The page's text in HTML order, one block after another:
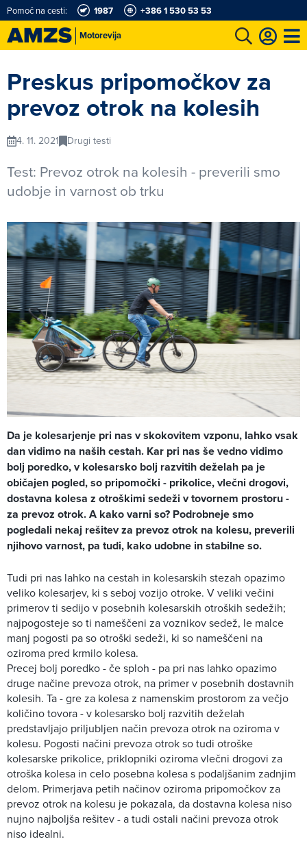
Motorevija
Pomoč na cesti: 1987 +386 1 530 53 53
Preskus pripomočkov za
prevoz otrok na kolesih
4. 11. 2021 Drugi testi
Test: Prevoz otrok na kolesih - preverili smo
udobje in varnost ob trku
Da je kolesarjenje pri nas v skokovitem vzponu, lahko vsak
dan vidimo na naših cestah. Kar pri nas še vedno vidimo
bolj poredko, v kolesarsko bolj razvitih deželah pa je
običajen pogled, so pripomočki - prikolice, vlečni drogovi,
dostavna kolesa z otroškimi sedeži v tovornem prostoru -
za prevoz otrok. A kako varni so? Podrobneje smo
pogledali nekaj rešitev za prevoz otrok na kolesu, preverili
njihovo varnost, pa tudi, kako udobne in stabilne so.
Tudi pri nas lahko na cestah in kolesarskih stezah opazimo
veliko kolesarjev, ki s seboj vozijo otroke. V veliki večini
primerov ti sedijo v posebnih kolesarskih otroških sedežih;
najpogosteje so ti nameščeni za voznikov sedež, le malce
manj pogosti pa so otroški sedeži, ki so nameščeni na
oziroma pred krmilo kolesa.
Precej bolj poredko - če sploh - pa pri nas lahko opazimo
druge načine prevoza otrok, na primer v posebnih dostavnih
kolesih. Ta - gre za kolesa z namenskim prostorom za večjo
količino tovora - v kolesarsko bolj razvitih deželah
predstavljajo priljubljen način prevoza otrok na oziroma v
kolesu. Pogosti načini prevoza otrok so tudi otroške
kolesarske prikolice, priklopniki oziroma vlečni drogovi za
otroška kolesa in celo posebna kolesa s podaljšanim zadnjim
delom. Primerjava petih načinov oziroma pripomočkov za
prevoz otrok na kolesu je pokazala, da dostavna kolesa niso
nujno najboljša rešitev - a tudi ostali načini prevoza otrok
niso idealni.